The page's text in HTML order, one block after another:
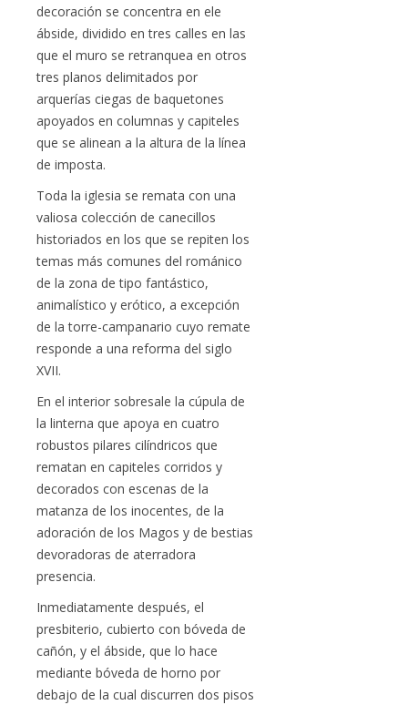
decoración se concentra en ele
ábside, dividido en tres calles en las
que el muro se retranquea en otros
tres planos delimitados por
arquerías ciegas de baquetones
apoyados en columnas y capiteles
que se alinean a la altura de la línea
de imposta.
Toda la iglesia se remata con una
valiosa colección de canecillos
historiados en los que se repiten los
temas más comunes del románico
de la zona de tipo fantástico,
animalístico y erótico, a excepción
de la torre-campanario cuyo remate
responde a una reforma del siglo
XVII.
En el interior sobresale la cúpula de
la linterna que apoya en cuatro
robustos pilares cilíndricos que
rematan en capiteles corridos y
decorados con escenas de la
matanza de los inocentes, de la
adoración de los Magos y de bestias
devoradoras de aterradora
presencia.
Inmediatamente después, el
presbiterio, cubierto con bóveda de
cañón, y el ábside, que lo hace
mediante bóveda de horno por
debajo de la cual discurren dos pisos